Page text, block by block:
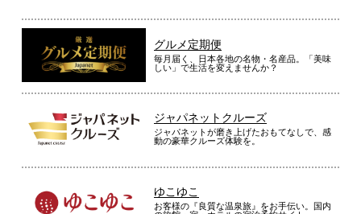
グルメ定期便
毎月届く、日本各地の名物・名産品。「美味
しい」で生活を変えませんか？
ジャパネットクルーズ
ジャパネットが磨き上げたおもてなしで、感
動の豪華クルーズ体験を。
ゆこゆこ
お客様の『良質な温泉旅』をお手伝い。国内